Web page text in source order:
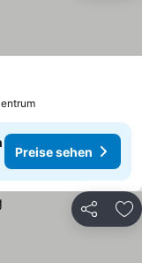
Preise sehen
Teilen